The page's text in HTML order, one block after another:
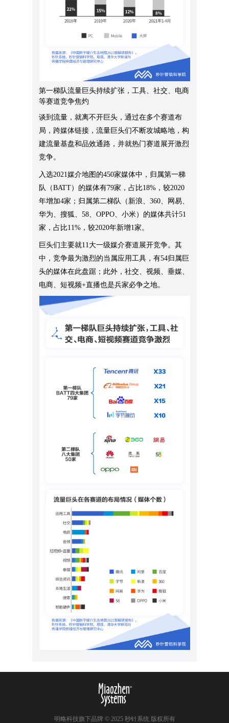
第一梯队流量巨头持续扩张，工具、社交、电商
等赛道竞争焦灼
谈到流量，就离不开巨头，通过在多个赛道布
局，跨媒体链接，流量巨头们不断攻城略地，构
建流量基盘和品效通路，并就热门赛道展开激烈
竞争。
入选2021媒介地图的450家媒体中，归属第一梯
队（BATT）的媒体有79家，占比18%，较2020
年增加4家；归属第二梯队（新浪、360、网易、
华为、搜狐、58、OPPO、小米）的媒体共计51
家，占比11%，较2020年新增1家。
巨头们主要就11大一级媒介赛道展开竞争。其
中，竞争最为激烈的当属应用工具，有54归属巨
头的媒体在此盘踞；此外，社交、视频、垂媒、
电商、短视频+直播也是兵家必争之地。
明略科技旗下品牌 © 2025 秒针系统 版权所有